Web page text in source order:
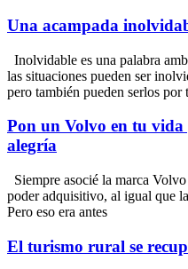
Una acampada
Inolvidable es una palabra
las situaciones pueden ser
pero también pueden serlos
Pon un Volvo en tu
alegría
Siempre asocié la marca
poder adquisitivo, al igual que
Pero eso era antes
El turismo rural se